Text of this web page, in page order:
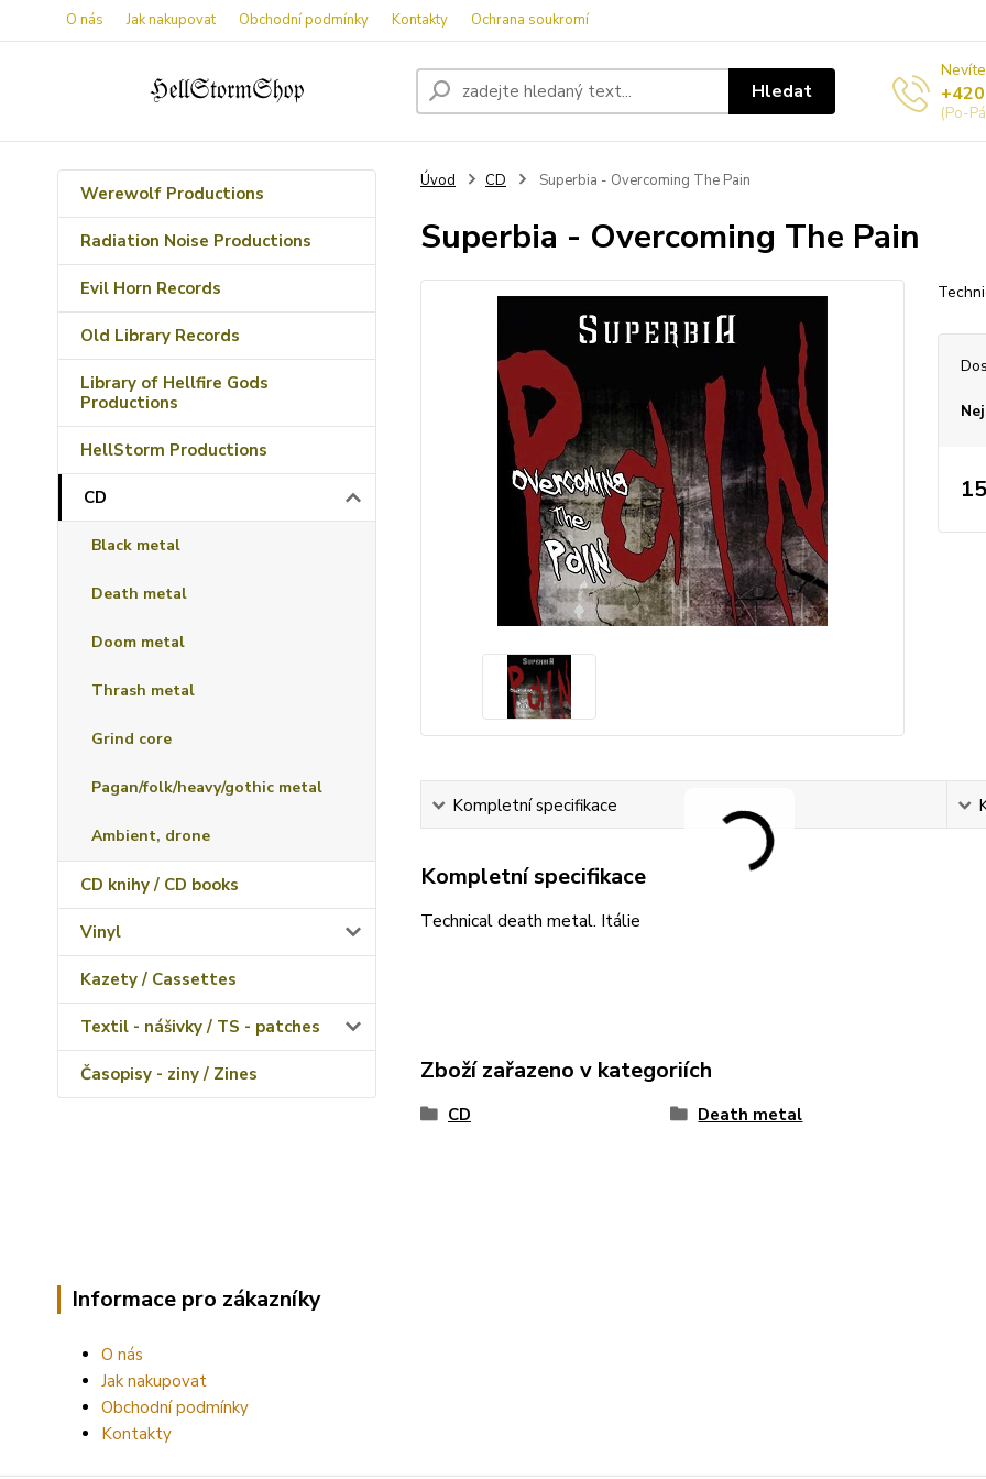
O nás Jak nakupovat Obchodní podmínky Kontakty Ochrana soukromí
Hledat
(Po-
Werewolf Productions
Radiation Noise Productions
Evil Horn Records
Old Library Records
Library of Hellfire Gods
Productions
HellStorm Productions
CD
Black metal
Death metal
Doom metal
Thrash metal
Grind core
Pagan/folk/heavy/gothic metal
Ambient, drone
CD knihy / CD books
Vinyl
Kazety / Cassettes
Textil - nášivky / TS - patches
Časopisy - ziny / Zines
Úvod CD Superbia - Overcoming The Pain
Superbia - Overcoming The Pain
Kompletní specifikace
Kompletní specifikace
Technical death metal. Itálie
Zboží zařazeno v kategoriích
CD Death metal
Informace pro zákazníky
O nás
Jak nakupovat
Obchodní podmínky
Kontakty